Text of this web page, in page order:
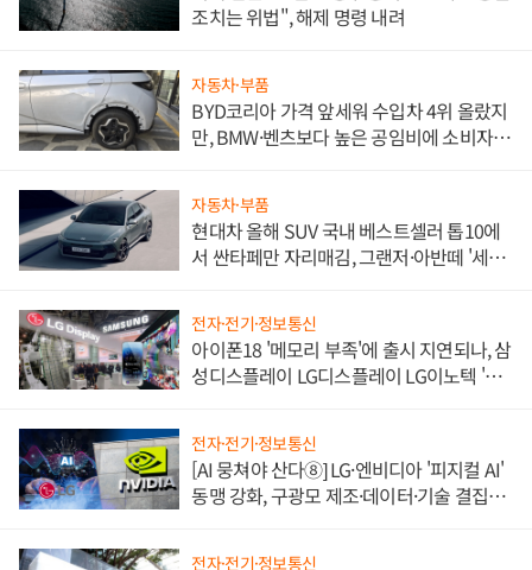
조치는 위법", 해제 명령 내려
자동차·부품
BYD코리아 가격 앞세워 수입차 4위 올랐지
만, BMW·벤츠보다 높은 공임비에 소비자
자동차·부품
현대차 올해 SUV 국내 베스트셀러 톱10에
서 싼타페만 자리매김, 그랜저·아반떼 '세단
전자·전기·정보통신
아이폰18 '메모리 부족'에 출시 지연되나, 삼
성디스플레이 LG디스플레이 LG이노텍 '탈
전자·전기·정보통신
[AI 뭉쳐야 산다⑧] LG·엔비디아 '피지컬 AI'
동맹 강화, 구광모 제조·데이터·기술 결집
전자·전기·정보통신